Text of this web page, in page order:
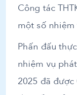
Công tác
một số
Phấn đấu
nhiệm vụ
2025 đã